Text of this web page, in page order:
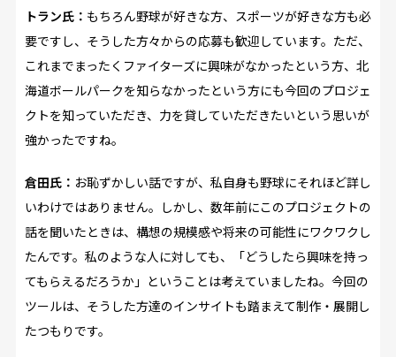
トラン氏： もちろん野球が好きな方、スポーツが好きな方も必
要ですし、そうした方々からの応募も歓迎しています。ただ、
これまでまったくファイターズに興味がなかったという方、北
海道ボールパークを知らなかったという方にも今回のプロジェ
クトを知っていただき、力を貸していただきたいという思いが
強かったですね。
倉田氏： お恥ずかしい話ですが、私自身も野球にそれほど詳し
いわけではありません。しかし、数年前にこのプロジェクトの
話を聞いたときは、構想の規模感や将来の可能性にワクワクし
たんです。私のような人に対しても、「どうしたら興味を持っ
てもらえるだろうか」ということは考えていましたね。今回の
ツールは、そうした方達のインサイトも踏まえて制作・展開し
たつもりです。